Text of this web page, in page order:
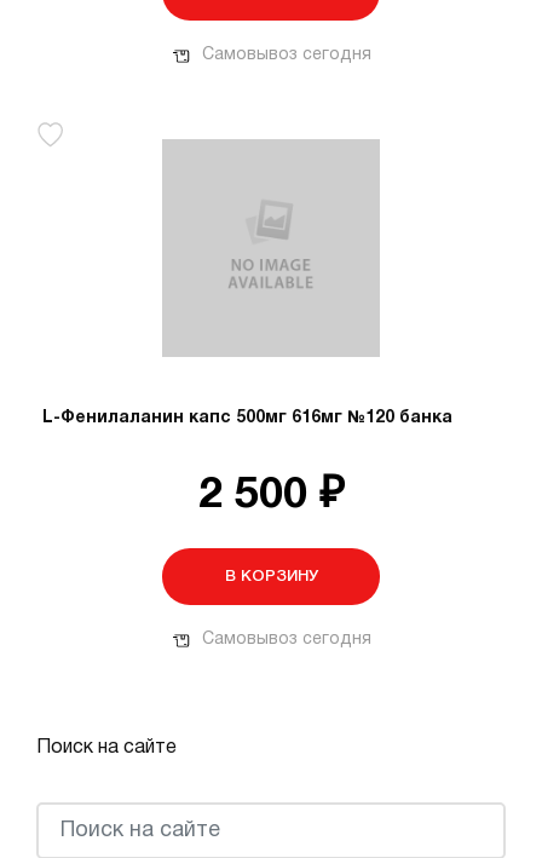
Самовывоз сегодня
L-Фенилаланин капс 500мг 616мг №120 банка
2 500 ₽
В КОРЗИНУ
Самовывоз сегодня
Поиск на сайте